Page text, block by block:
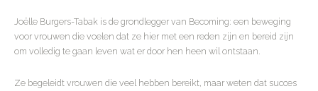
Joëlle Burgers-Tabak is de grondlegger van Becoming: een beweging
voor vrouwen die voelen dat ze hier met een reden zijn en bereid zijn
om volledig te gaan leven wat er door hen heen wil ontstaan.
Ze begeleidt vrouwen die veel hebben bereikt, maar weten dat succes